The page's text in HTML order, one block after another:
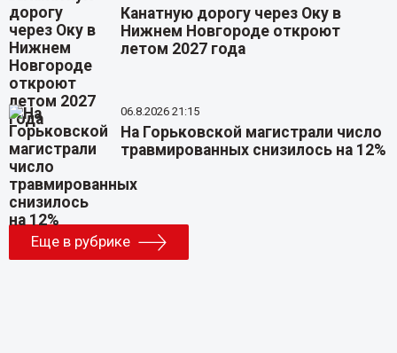
Канатную дорогу через Оку в
Нижнем Новгороде откроют
летом 2027 года
06.8.2026 21:15
На Горьковской магистрали число
травмированных снизилось на 12%
Еще в рубрике